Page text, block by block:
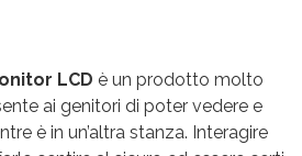
LCD è un prodotto molto
ai genitori di poter vedere e
è in un’altra stanza. Interagire